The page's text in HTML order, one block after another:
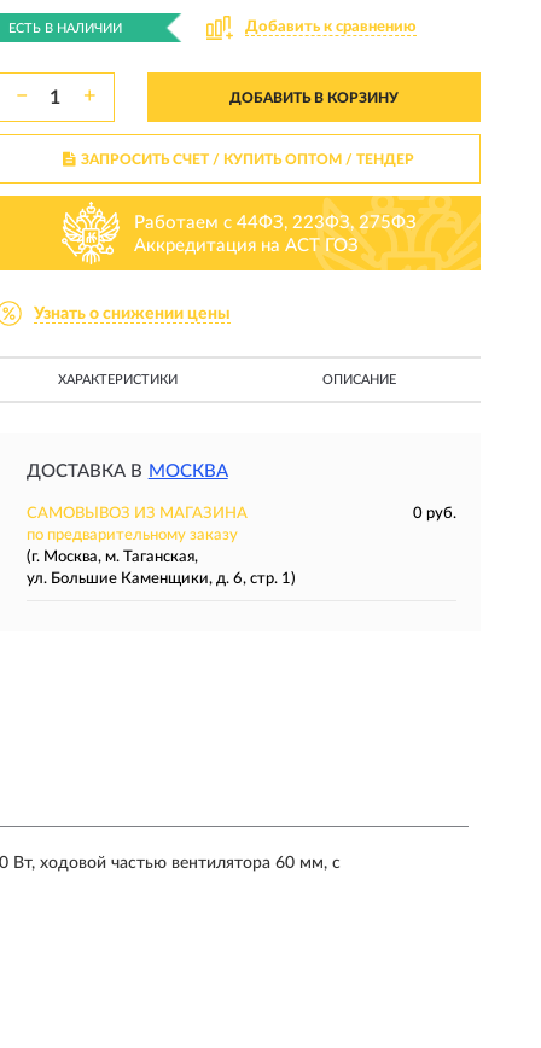
ЕСТЬ В НАЛИЧИИ Добавить к сравнению
− + ДОБАВИТЬ В КОРЗИНУ
ЗАПРОСИТЬ СЧЕТ / КУПИТЬ ОПТОМ/ ТЕНДЕР
Работаем с 44ФЗ, 223ФЗ, 275ФЗ
Аккредитация на АСТ ГОЗ
Узнать о снижении цены
ХАРАКТЕРИСТИКИ ОПИСАНИЕ
ДОСТАВКА В МОСКВА
САМОВЫВОЗ ИЗ МАГАЗИНА
0 руб.
по предварительному заказу
(г. Москва, м. Таганская,
ул. Большие Каменщики, д. 6, стр. 1)
Вт, ходовой частью вентилятора 60 мм, с